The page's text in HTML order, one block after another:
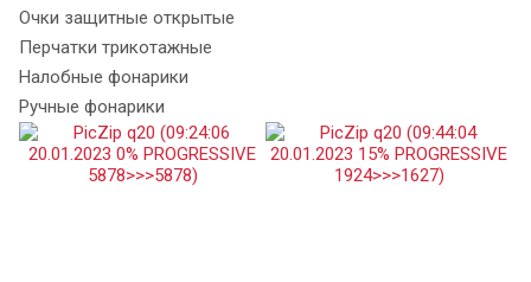
Очки защитные открытые
Перчатки трикотажные
Налобные фонарики
Ручные фонарики